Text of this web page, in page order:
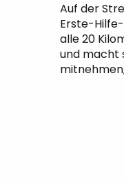
Auf der
Erste-
alle 20
und macht